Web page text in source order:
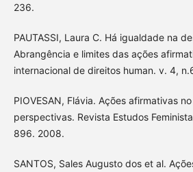
236.
PAUTASSI, Laura C. Há igualdade na
Abrangência e limites das ações
internacional de direitos human. v. 4,
PIOVESAN, Flávia. Ações afirmativas
perspectivas. Revista Estudos
896. 2008.
SANTOS, Sales Augusto dos et al.